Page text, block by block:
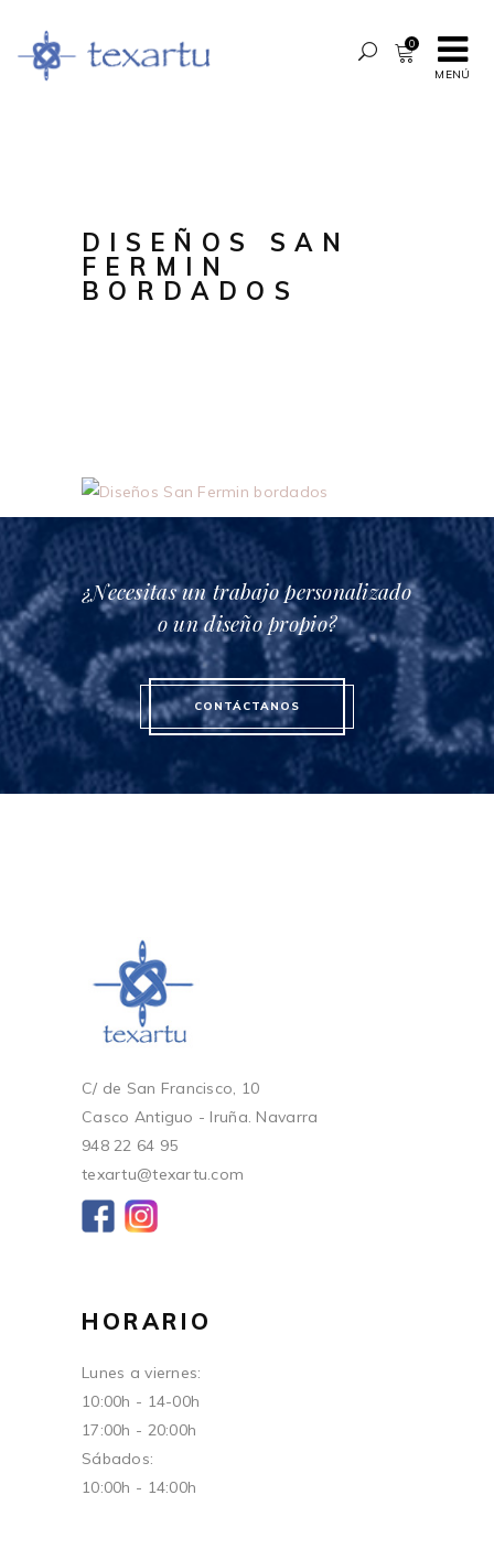
MENÚ
0
DISEÑOS SAN
FERMIN
BORDADOS
¿Necesitas un trabajo personalizado
o un diseño propio?
CONTÁCTANOS
C/ de San Francisco, 10
Casco Antiguo - Iruña. Navarra
948 22 64 95
texartu@texartu.com
HORARIO
Lunes a viernes:
10:00h - 14-00h
17:00h - 20:00h
Sábados:
10:00h - 14:00h